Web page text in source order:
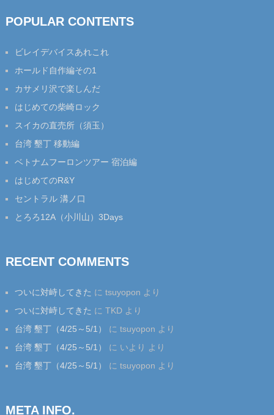
POPULAR CONTENTS
ビレイデバイスあれこれ
ホールド自作編その1
カサメリ沢で楽しんだ
はじめての柴崎ロック
スイカの直売所（須玉）
台湾 墾丁 移動編
ベトナムフーロンツアー 宿泊編
はじめてのR&Y
セントラル 溝ノ口
とろろ12A（小川山）3Days
RECENT COMMENTS
ついに対峙してきた に tsuyopon より
ついに対峙してきた に TKDより
台湾 墾丁（4/25～5/1）
に tsuyopon より
台湾 墾丁（4/25～5/1）
に いより より
台湾 墾丁（4/25～5/1）
に tsuyopon より
META INFO.